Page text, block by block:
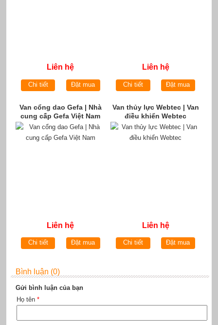
Liên hệ
Chi tiết Đặt mua
Liên hệ
Chi tiết Đặt mua
Van cổng dao Gefa | Nhà
cung cấp Gefa Việt Nam
Liên hệ
Chi tiết Đặt mua
Van thủy lực Webtec | Van
điều khiển Webtec
Liên hệ
Chi tiết Đặt mua
Bình luận (0)
Gửi bình luận của bạn
Họ tên *